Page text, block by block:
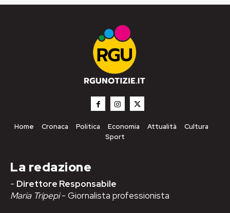
Home Cronaca Politica Economia Attualità
Cultura
Sport
La redazione
- Direttore Responsabile
Maria Tripepi- Giornalista professionista